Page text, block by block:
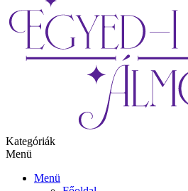
Kategóriák
Menü
Menü